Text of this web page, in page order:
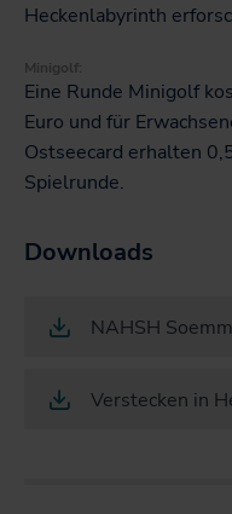
Heckenlabyrinth
Minigolf:
Eine Runde Minigolf
Euro und für
Ostseecard erhalten
Spielrunde.
Downloads
NAHSH
Verstecken in